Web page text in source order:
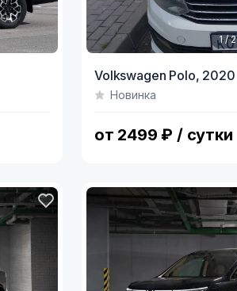
of
1 / 2
Volkswagen Polo, 2020
Новинка
от 2499 ₽ / сутки